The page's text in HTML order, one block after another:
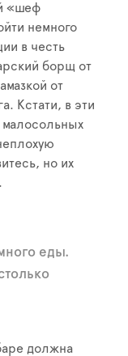
«шеф
немного
в честь
борщ от
от
Кстати, в эти
но их
еды.
должна